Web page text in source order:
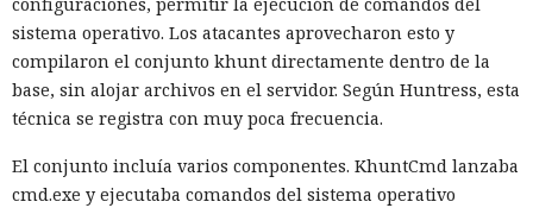
configuraciones, permitir la ejecución de comandos del
sistema operativo. Los atacantes aprovecharon esto y
compilaron el conjunto khunt directamente dentro de la
base, sin alojar archivos en el servidor. Según Huntress, esta
técnica se registra con muy poca frecuencia.
El conjunto incluía varios componentes. KhuntCmd lanzaba
cmd.exe y ejecutaba comandos del sistema operativo